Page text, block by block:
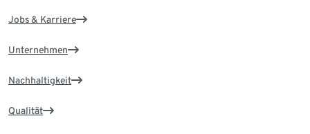
Jobs & Karriere
Unternehmen
Nachhaltigkeit
Qualität